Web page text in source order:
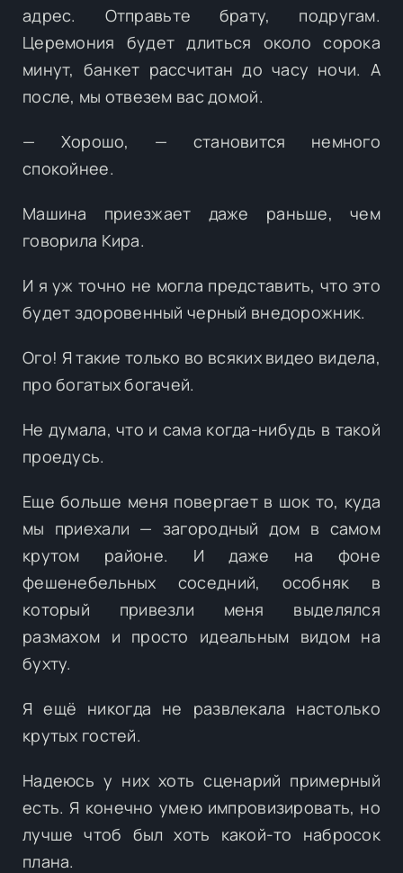
адрес. Отправьте брату, подругам.
Церемония будет длиться около сорока
минут, банкет рассчитан до часу ночи. А
после, мы отвезем вас домой.
— Хорошо, — становится немного
спокойнее.
Машина приезжает даже раньше, чем
говорила Кира.
И я уж точно не могла представить, что это
будет здоровенный черный внедорожник.
Ого! Я такие только во всяких видео видела,
про богатых богачей.
Не думала, что и сама когда-нибудь в такой
проедусь.
Еще больше меня повергает в шок то, куда
мы приехали — загородный дом в самом
крутом районе. И даже на фоне
фешенебельных соседний, особняк в
который привезли меня выделялся
размахом и просто идеальным видом на
бухту.
Я ещё никогда не развлекала настолько
крутых гостей.
Надеюсь у них хоть сценарий примерный
есть. Я конечно умею импровизировать, но
лучше чтоб был хоть какой-то набросок
плана.